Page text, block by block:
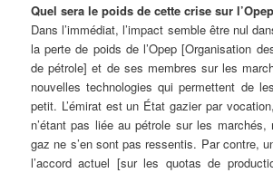
Quel sera le poids de cette crise sur
Dans l’immédiat, l’impact semble être nul
la perte de poids de l’Opep [Organisation
de pétrole] et de ses membres sur les
nouvelles technologies qui permettent de
petit. L’émirat est un État gazier par
n’étant pas liée au pétrole sur les marchés,
gaz ne s’en sont pas ressentis. Par contre,
l’accord actuel [sur les quotas de